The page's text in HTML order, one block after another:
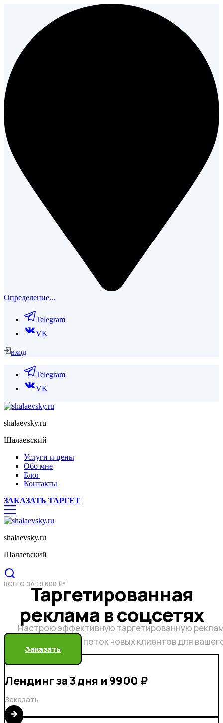
Определение...
Telegram
VK
вход
Telegram
VK
shalaevsky.ru
Шалаевский
Услуги и цены
Обо мне
Блог
Контакты
ЗАКАЗАТЬ ТАРГЕТ
shalaevsky.ru
Шалаевский
ВСЕГО ЗА 19 600 ₽*
Таргетированная
реклама в соцсетях
Настрою эффективную таргетированную
бесконечный поток новых клиентов для
Заказать
Лендинг за 3 дня и 9900 ₽
Заказать